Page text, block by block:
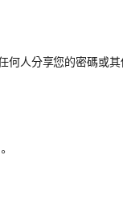
何人分享您的密碼或其